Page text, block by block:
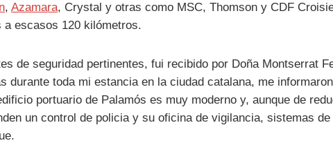
, Azamara, Crystal y otras como MSC, Thomson y CDF
a escasos 120 kilómetros.
de seguridad pertinentes, fui recibido por Doña Montserrat
toda mi estancia en la ciudad catalana, me
portuario de Palamós es muy moderno y, aunque de
un control de policia y su oficina de vigilancia, sistemas